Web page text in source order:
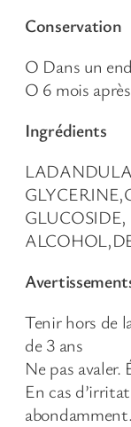
Conservation
Ο Dans un
Ο 6 mois
Ingrédients
Tenir hors de
de 3 ans
Ne pas
En cas
abondamment.